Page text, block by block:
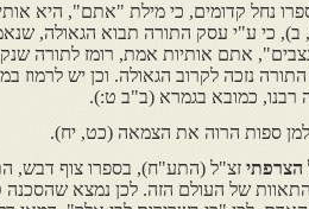
נחל קדומים, כי מילת "אתם", היא
ב), כי ע"י עסק התורה תבוא הגאולה,
אתם אותיות אמת, רומז לתורה
נזכה לקרוב הגאולה. וכן יש לרמוז
כמובא בגמרא (ב"ב ט:).
ספות הרוה את הצמאה (כט, יח).
הצרפתי זצ"ל (התע"ח), בספרו צוף דבש,
של העולם הזה. לכן נמצא שהסכנה